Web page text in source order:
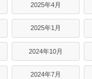
2025年4月
2025年1月
2024年10月
2024年7月